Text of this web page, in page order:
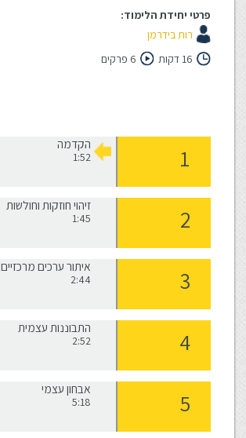
פרטי יחידת הלימוד:
רות בידרמן
16 דקות
6 פרקים
הקדמה
1:52
זיהוי חוזקות וחולשות
1:45
איתור ערכים מרכזיים
2:44
התבוננות עצמית
2:52
אבחון עצמי
5:18